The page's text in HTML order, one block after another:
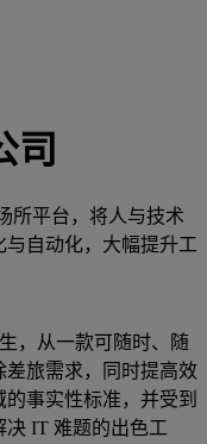
司
所平台，将人与技术
自动化，大幅提升工
，从一款可随时、随
旅需求，同时提高效
事实性标准，并受到
IT 难题的出色工